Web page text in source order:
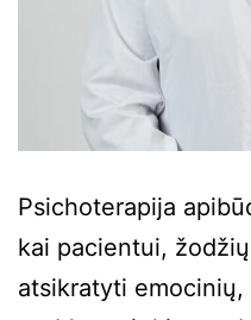
Psichoterapija
kai pacientui,
atsikratyti